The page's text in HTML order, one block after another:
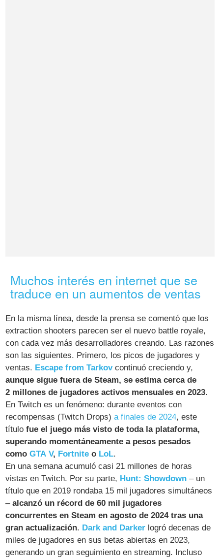
Muchos interés en internet que se
traduce en un aumentos de ventas
​ En la misma línea, desde la prensa se comentó que los
extraction shooters parecen ser el nuevo battle royale,
con cada vez más desarrolladores creando. Las razones
son las siguientes. Primero, los picos de jugadores y
ventas. Escape from Tarkovcontinuó creciendo y,
aunque sigue fuera de Steam, se estima cerca de
2 millones de jugadores activos mensuales en 2023​.
En Twitch es un fenómeno: durante eventos con
recompensas (Twitch Drops)a finales de 2024, este
títulofue el juego más visto de toda la plataforma,
superando momentáneamente a pesos pesados
comoGTA V, Fortnite o LoL.
En una semana acumuló casi 21 millones de horas
vistas en Twitch​. Por su parte, Hunt: Showdown – un
título que en 2019 rondaba 15 mil jugadores simultáneos
–alcanzó un récord de 60 mil jugadores
concurrentes en Steam en agosto de 2024 tras una
gran actualización​. Dark and Darker logró decenas de
miles de jugadores en sus betas abiertas en 2023,
generando un gran seguimiento en streaming. Incluso